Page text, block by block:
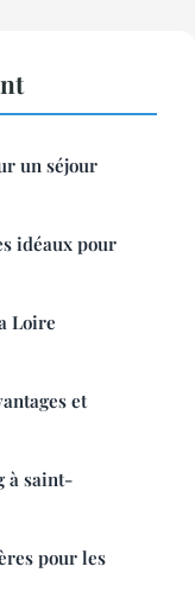
un séjour
idéaux pour
Loire
et
à saint-
pour les